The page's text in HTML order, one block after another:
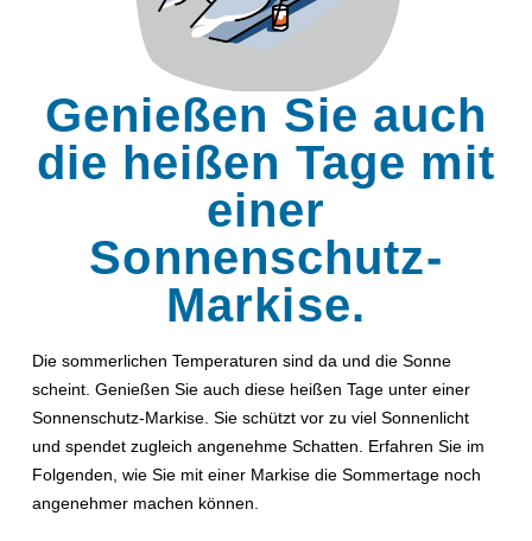
Genießen Sie auch
die heißen Tage mit
einer
Sonnenschutz-
Markise.
Die sommerlichen Temperaturen sind da und die Sonne
scheint. Genießen Sie auch diese heißen Tage unter einer
Sonnenschutz-Markise. Sie schützt vor zu viel Sonnenlicht
und spendet zugleich angenehme Schatten. Erfahren Sie im
Folgenden, wie Sie mit einer Markise die Sommertage noch
angenehmer machen können.